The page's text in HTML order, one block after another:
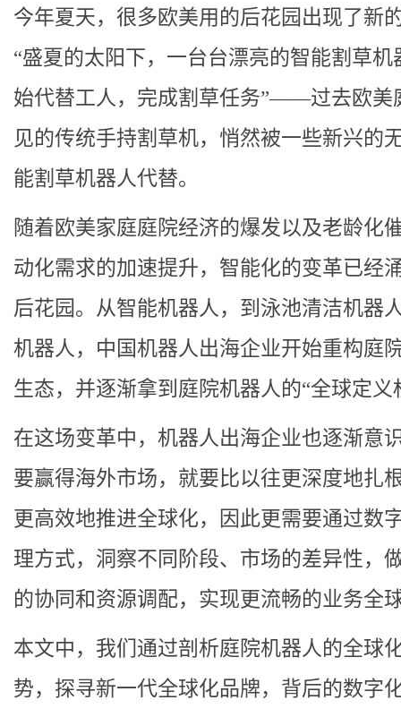
今年夏天，很多欧美用的后花园出现了新
“盛夏的太阳下，一台台漂亮的智能割草机
始代替工人，完成割草任务”——过去欧美
见的传统手持割草机，悄然被一些新兴的
能割草机器人代替。
随着欧美家庭庭院经济的爆发以及老龄化
动化需求的加速提升，智能化的变革已经
后花园。从智能机器人，到泳池清洁机器
机器人，中国机器人出海企业开始重构庭
生态，并逐渐拿到庭院机器人的“全球定义
在这场变革中，机器人出海企业也逐渐意
要赢得海外市场，就要比以往更深度地扎
更高效地推进全球化，因此更需要通过数
理方式，洞察不同阶段、市场的差异性，
的协同和资源调配，实现更流畅的业务全
本文中， 我们通过剖析庭院机器人的全球
势，探寻新一代全球化品牌，背后的数字